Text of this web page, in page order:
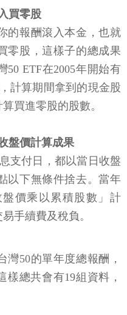
買零股
的報酬滾入本金，也就
零股，這樣子的總成果
ETF在2005年開始有
計算期間拿到的現金股
買進零股的股數。
盤價計算成果
支付日，都以當日收盤
以下無條件捨去。當年
價乘以累積股數」計
手續費及稅負。
50的單年度總報酬，
樣總共會有19組資料，